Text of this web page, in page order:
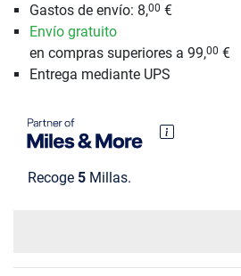
Gastos de envío: 8,00 €
Envío gratuito
en compras superiores a 99,00 €
Entrega mediante UPS
Recoge 5 Millas.